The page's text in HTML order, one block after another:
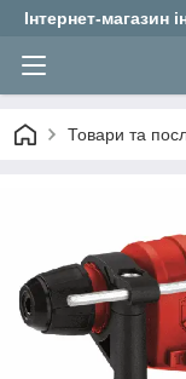
Інтернет-магазин
Товари та